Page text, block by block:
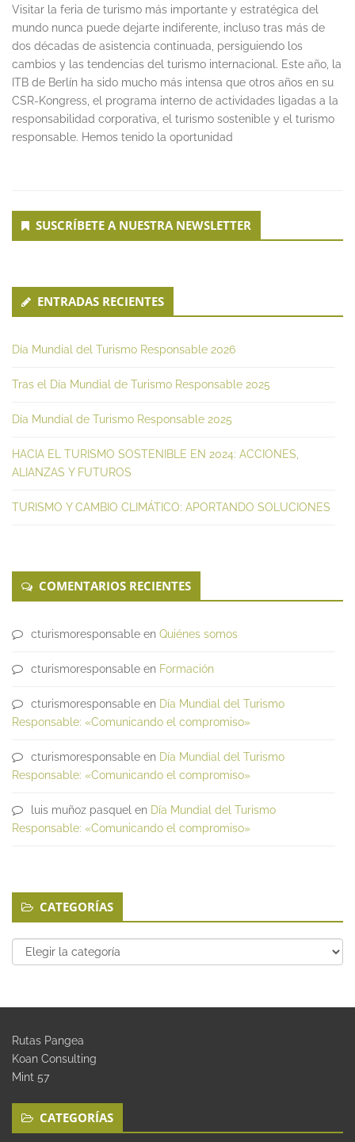
Visitar la feria de turismo más importante y estratégica del
mundo nunca puede dejarte indiferente, incluso tras más de
dos décadas de asistencia continuada, persiguiendo los
cambios y las tendencias del turismo internacional. Este año, la
ITB de Berlín ha sido mucho más intensa que otros años en su
CSR-Kongress, el programa interno de actividades ligadas a la
responsabilidad corporativa, el turismo sostenible y el turismo
responsable. Hemos tenido la oportunidad
Secondary
Sidebar
SUSCRÍBETE A NUESTRA NEWSLETTER
ENTRADAS RECIENTES
Día Mundial del Turismo Responsable 2026
Tras el Día Mundial de Turismo Responsable 2025
Día Mundial de Turismo Responsable 2025
HACIA EL TURISMO SOSTENIBLE EN 2024: ACCIONES,
ALIANZAS Y FUTUROS
TURISMO Y CAMBIO CLIMÁTICO: APORTANDO SOLUCIONES
COMENTARIOS RECIENTES
cturismoresponsable en Quiénes somos
cturismoresponsable en Formación
cturismoresponsable en Día Mundial del Turismo
Responsable: «Comunicando el compromiso»
cturismoresponsable en Día Mundial del Turismo
Responsable: «Comunicando el compromiso»
luis muñoz pasquel en Día Mundial del Turismo
Responsable: «Comunicando el compromiso»
CATEGORÍAS
Categorías
Rutas Pangea
Koan Consulting
Mint 57
CATEGORÍAS